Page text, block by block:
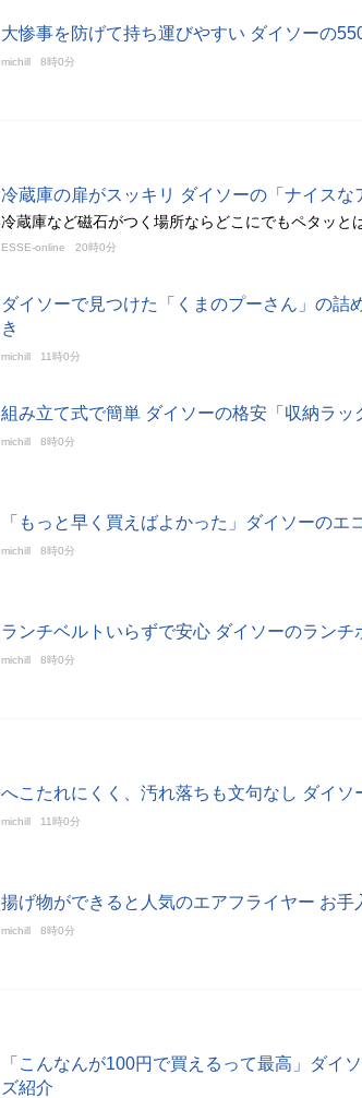
大惨事を防げて持ち運びやすい ダイソーの
michill 8時0分
冷蔵庫の扉がスッキリ ダイソーの「ナイスな
冷蔵庫など磁石がつく場所ならどこにでもペタッと
ESSE-online 20時0分
ダイソーで見つけた「くまのプーさん」の詰
き
michill 11時0分
組み立て式で簡単 ダイソーの格安「収納ラッ
michill 8時0分
「もっと早く買えばよかった」ダイソーのエ
michill 8時0分
ランチベルトいらずで安心 ダイソーのランチ
michill 8時0分
へこたれにくく、汚れ落ちも文句なし ダイソ
michill 11時0分
揚げ物ができると人気のエアフライヤー お手
michill 8時0分
「こんなんが100円で買えるって最高」ダイ
ズ紹介